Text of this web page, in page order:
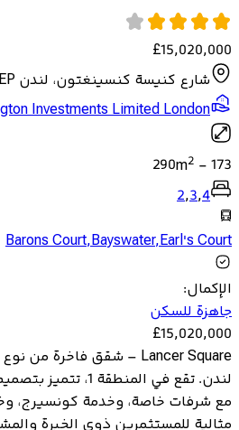
£15,020,000
شارع كنيسة كنسينغتون، لندن W8 4EP
Investments Limited London
173
-
290m2
2,3,4
Barons Court,Bayswater,Earl's Court
الإكمال:
جاهزة للسكن
£15,020,000
لندن. تقع في المنطقة
مع شرفات خاصة، وخدمة كونسيرج،
مثالية للمستثمرين ذوي الخبرة